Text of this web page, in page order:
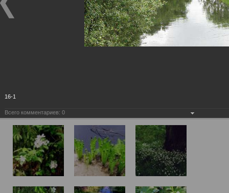
16-1
Всего комментариев: 0